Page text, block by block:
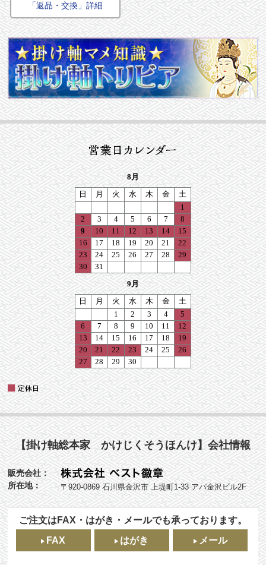
「返品・交換」詳細
【掛け軸総本家 かけじくそうほんけ】会社情報
販売会社：
所在地：
〒920-0869 石川県金沢市 上堤町1-33 アパ金沢ビル2F
ご注文はFAX・はがき・メールでも承っております。
FAX
はがき メール